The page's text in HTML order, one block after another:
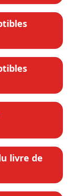
livre de